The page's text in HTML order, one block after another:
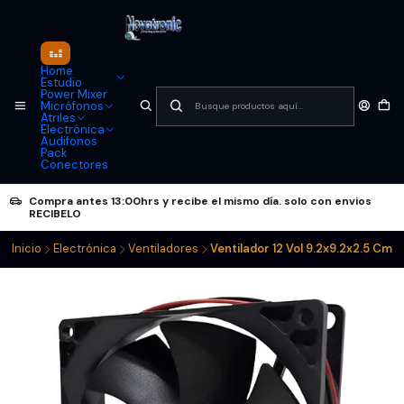
Home
Estudio
Power Mixer
Micrófonos
Atriles
Electrónica
Audifonos
Pack
Conectores
Compra antes 13:00hrs y recibe el mismo día. solo con envios
RECIBELO
Inicio Electrónica Ventiladores Ventilador 12 Vol 9.2x9.2x2.5 Cm